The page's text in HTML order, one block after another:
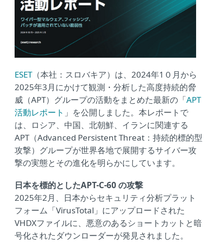
ESET（本社：スロバキア）は、2024年1０月から
2025年3月にかけて観測・分析した高度持続的脅
威（APT）グループの活動をまとめた最新の「APT
活動レポート 」を公開しました。本レポートで
は、ロシア、中国、北朝鮮、イランに関連する
APT（Advanced Persistent Threat：持続的標的型
攻撃）グループが世界各地で展開するサイバー攻
撃の実態とその進化を明らかにしています。
日本を標的としたAPT-C-60 の攻撃
2025年2月、日本からセキュリティ分析プラット
フォーム「VirusTotal」にアップロードされた
VHDXファイルに、悪意のあるショートカットと暗
号化されたダウンローダーが発見されました。